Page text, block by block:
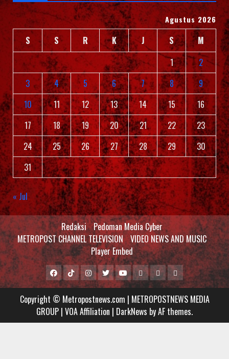
Agustus 2026
S S R K J S
M
1
2
3
4 5 6 7 8
9
10
11 12 13 14 15
16
17
18 19 20 21 22
23
24
25 26 27 28 29
30
31
« Jul
Redaksi Pedoman Media Cyber
METROPOST CHANNEL TELEVISION VIDEO NEWS AND MUSIC
Player Embed
Facebook
Tiktok
Metropostnews
Media
Group
Instagram
TwitterYoutubeMCTVVIDEO
NEWS
AND
MUSIC
Player
Embed
Copyright © Metropostnews.com | METROPOSTNEWS MEDIA
GROUP | VOA Affiliation | DarkNews by AF themes.